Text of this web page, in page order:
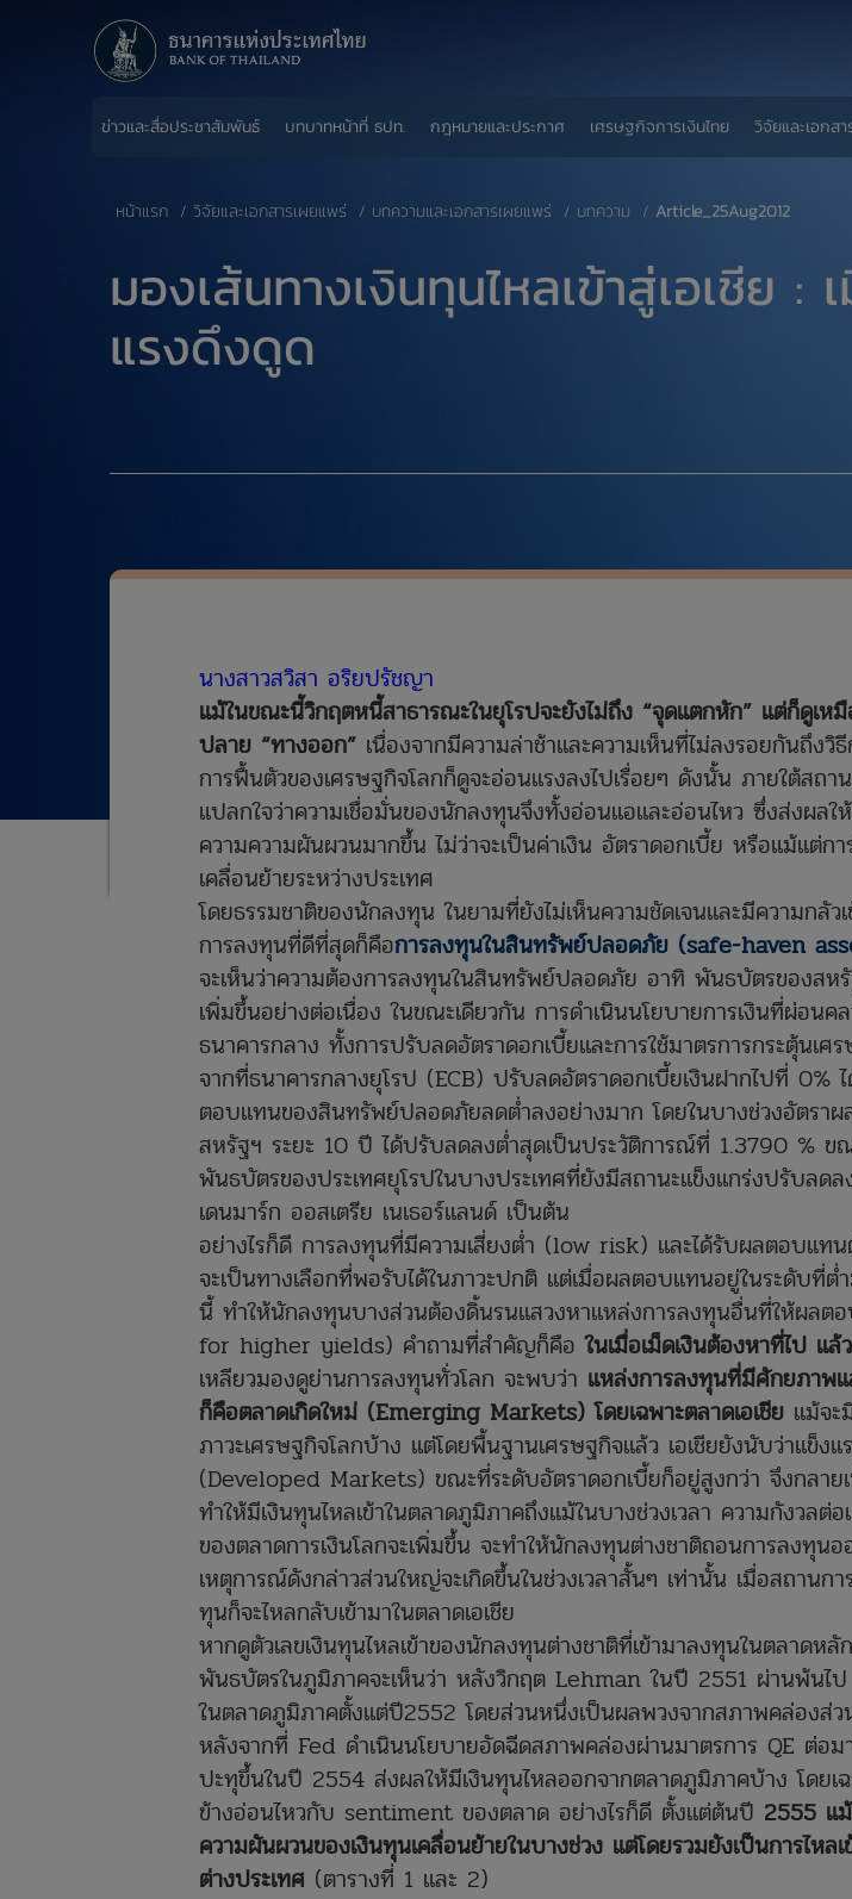
ข่าวและสื่อประชาสัมพันธ์ บทบาทหน้าที่ ธปท. กฎหมายและประกาศ เศรษฐกิจการเงินไทย วิจัยและเอกส
หน้าแรก วิจัยและเอกสารเผยแพร่ บทความและเอกสารเผยแพร่ บทความ Article_25Aug2012
มองเส้นทางเงินทุนไหลเข้าสู่เอเชีย
แรงดึงดูด
นางสาวสวิสา อริยปรัชญา
แม้ในขณะนี้วิกฤตหนี้สาธารณะในยุโรปจะยังไม่ถึง “จุดแตกหัก” แต่ก็ดูเห
ปลาย “ทางออก” เนื่องจากมีความล่าช้าและความเห็นที่ไม่ลงรอยกันถึงวิ
การฟื้นตัวของเศรษฐกิจโลกก็ดูจะอ่อนแรงลงไปเรื่อยๆ ดังนั้น ภายใต้สถ
แปลกใจว่าความเชื่อมั่นของนักลงทุนจึงทั้งอ่อนแอและอ่อนไหว ซึ่งส่งผลให้
ความความผันผวนมากขึ้น ไม่ว่าจะเป็นค่าเงิน อัตราดอกเบี้ย หรือแม้แต่กา
เคลื่อนย้ายระหว่างประเทศ
โดยธรรมชาติของนักลงทุน ในยามที่ยังไม่เห็นความชัดเจนและมีความกลั
การลงทุนที่ดีที่สุดก็คือการลงทุนในสินทรัพย์ปลอดภัย (safe-haven
จะเห็นว่าความต้องการลงทุนในสินทรัพย์ปลอดภัย อาทิ พันธบัตรของสห
เพิ่มขึ้นอย่างต่อเนื่อง ในขณะเดียวกัน การดำเนินนโยบายการเงินที่ผ่อนคล
ธนาคารกลาง ทั้งการปรับลดอัตราดอกเบี้ยและการใช้มาตรการกระตุ้นเศร
จากที่ธนาคารกลางยุโรป (ECB) ปรับลดอัตราดอกเบี้ยเงินฝากไปที่ 0%
ตอบแทนของสินทรัพย์ปลอดภัยลดต่ำลงอย่างมาก โดยในบางช่วงอัตราผ
สหรัฐฯ ระยะ 10 ปี ได้ปรับลดลงต่ำสุดเป็นประวัติการณ์ที่ 1.3790 % ขณ
พันธบัตรของประเทศยุโรปในบางประเทศที่ยังมีสถานะแข็งแกร่งปรับลด
เดนมาร์ก ออสเตรีย เนเธอร์แลนด์ เป็นต้น
อย่างไรก็ดี การลงทุนที่มีความเสี่ยงต่ำ (low risk) และได้รับผลตอบแท
จะเป็นทางเลือกที่พอรับได้ในภาวะปกติ แต่เมื่อผลตอบแทนอยู่ในระดับที่ต่ำ
นี้ ทำให้นักลงทุนบางส่วนต้องดิ้นรนแสวงหาแหล่งการลงทุนอื่นที่ให้ผลต
for higher yields) คำถามที่สำคัญก็คือในเมื่อเม็ดเงินต้องหาที่ไป แล้
เหลียวมองดูย่านการลงทุนทั่วโลก จะพบว่า แหล่งการลงทุนที่มีศักยภาพแ
ก็คือตลาดเกิดใหม่ (Emerging Markets) โดยเฉพาะตลาดเอเชีย แม้จะ
ภาวะเศรษฐกิจโลกบ้าง แต่โดยพื้นฐานเศรษฐกิจแล้ว เอเชียยังนับว่าแข็งแ
(Developed Markets) ขณะที่ระดับอัตราดอกเบี้ยก็อยู่สูงกว่า จึงกลายเ
ทำให้มีเงินทุนไหลเข้าในตลาดภูมิภาคถึงแม้ในบางช่วงเวลา ความกังวลต่อเ
ของตลาดการเงินโลกจะเพิ่มขึ้น จะทำให้นักลงทุนต่างชาติถอนการลงทุนอ
เหตุการณ์ดังกล่าวส่วนใหญ่จะเกิดขึ้นในช่วงเวลาสั้นๆ เท่านั้น เมื่อสถานกา
ทุนก็จะไหลกลับเข้ามาในตลาดเอเชีย
หากดูตัวเลขเงินทุนไหลเข้าของนักลงทุนต่างชาติที่เข้ามาลงทุนในตลาดห
พันธบัตรในภูมิภาคจะเห็นว่า หลังวิกฤต Lehman ในปี 2551 ผ่านพ้นไป เ
ในตลาดภูมิภาคตั้งแต่ปี2552 โดยส่วนหนึ่งเป็นผลพวงจากสภาพคล่องส่วนเ
หลังจากที่ Fed ดำเนินนโยบายอัดฉีดสภาพคล่องผ่านมาตรการ QE ต่อมา
ปะทุขึ้นในปี 2554 ส่งผลให้มีเงินทุนไหลออกจากตลาดภูมิภาคบ้าง โดยเฉ
ข้างอ่อนไหวกับ sentiment ของตลาด อย่างไรก็ดี ตั้งแต่ต้นปี 2555 แม้
ความผันผวนของเงินทุนเคลื่อนย้ายในบางช่วง แต่โดยรวมยังเป็นการไหลเ
ต่างประเทศ (ตารางที่ 1 และ 2)